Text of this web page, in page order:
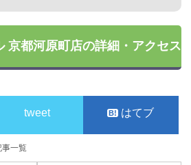
京都河原町店の詳細・アクセス
tweet はてブ
事一覧